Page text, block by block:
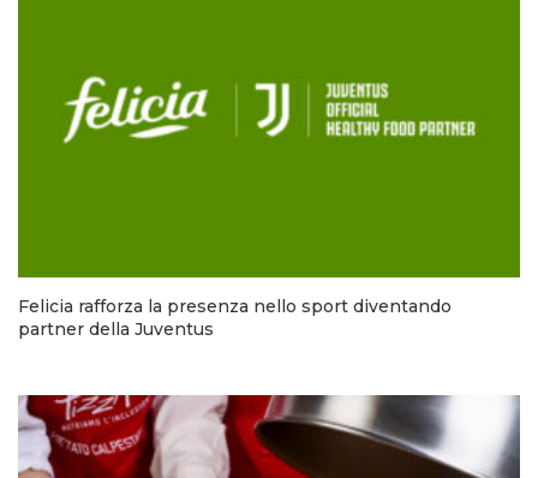
Felicia rafforza la presenza nello sport diventando
partner della Juventus